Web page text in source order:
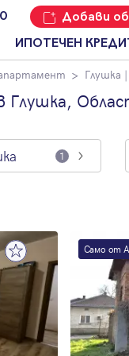
Добави
ИПОТЕЧЕН
Глушка
1
Само от